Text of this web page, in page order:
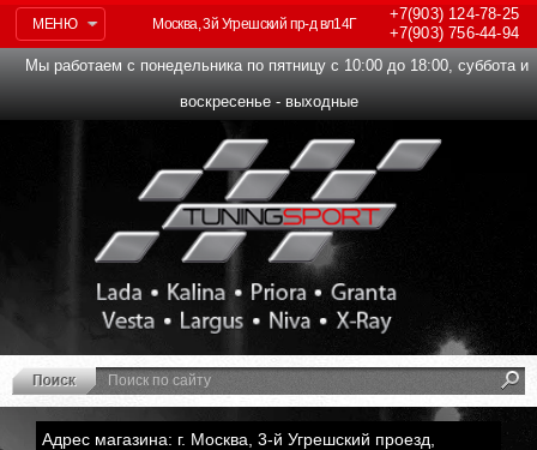
МЕНЮ
+7(903)124-78-25
+7(903)756-44-94
Москва, 3й Угрешский пр-д вл14Г
Мы работаем с понедельника по пятницу с 10:00 до 18:00, суббота и
воскресенье - выходные
Адрес магазина: г. Москва, 3-й Угрешский проезд,